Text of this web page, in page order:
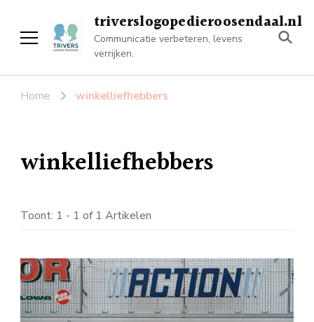
triverslogopedieroosendaal.nl
Communicatie verbeteren, levens
verrijken.
Home winkelliefhebbers
winkelliefhebbers
Toont: 1 - 1 of 1 Artikelen